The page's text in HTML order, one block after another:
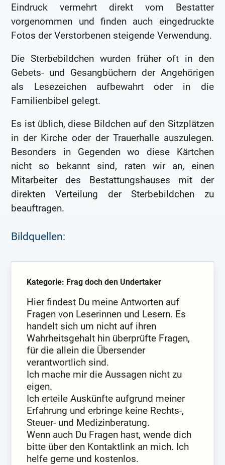
Eindruck vermehrt direkt vom Bestatter
vorgenommen und finden auch eingedruckte
Fotos der Verstorbenen steigende Verwendung.
Die Sterbebildchen wurden früher oft in den
Gebets- und Gesangbüchern der Angehörigen
als Lesezeichen aufbewahrt oder in die
Familienbibel gelegt.
Es ist üblich, diese Bildchen auf den Sitzplätzen
in der Kirche oder der Trauerhalle auszulegen.
Besonders in Gegenden wo diese Kärtchen
nicht so bekannt sind, raten wir an, einen
Mitarbeiter des Bestattungshauses mit der
direkten Verteilung der Sterbebildchen zu
beauftragen.
Bildquellen:
Kategorie: Frag doch den Undertaker
Hier findest Du meine Antworten auf
Fragen von Leserinnen und Lesern. Es
handelt sich um nicht auf ihren
Wahrheitsgehalt hin überprüfte Fragen,
für die allein die Übersender
verantwortlich sind.
Ich mache mir die Aussagen nicht zu
eigen.
Ich erteile Auskünfte aufgrund meiner
Erfahrung und erbringe keine Rechts-,
Steuer- und Medizinberatung.
Wenn auch Du Fragen hast, wende dich
bitte über den Kontaktlink an mich. Ich
helfe gerne und kostenlos.